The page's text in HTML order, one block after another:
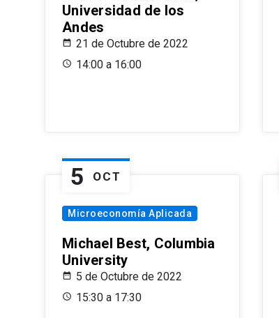
Universidad de los
Andes
21 de Octubre de 2022
14:00 a 16:00
5 OCT
Microeconomía Aplicada
Michael Best, Columbia
University
5 de Octubre de 2022
15:30 a 17:30